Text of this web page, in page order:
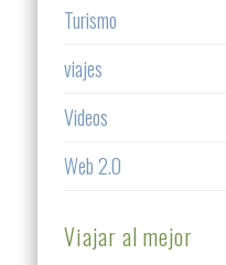
Turismo
viajes
Videos
Web 2.0
Viajar al mejor